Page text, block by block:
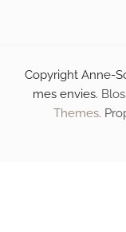
Copyright Anne-
mes envies.
Themes.